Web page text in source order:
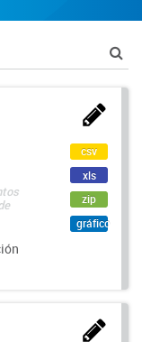
csv
xls
zip
gráfico